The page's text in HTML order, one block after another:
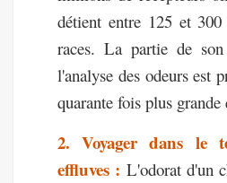
détient entre 125 et
races. La partie de
l'analyse des odeurs est
quarante fois plus grande
2. Voyager dans le
effluves : L'odorat d'un